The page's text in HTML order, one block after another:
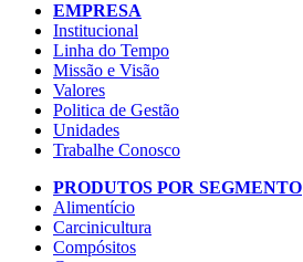
EMPRESA
Institucional
Linha do Tempo
Missão e Visão
Valores
Politica de Gestão
Unidades
Trabalhe Conosco
PRODUTOS POR SEGMENTO
Alimentício
Carcinicultura
Compósitos